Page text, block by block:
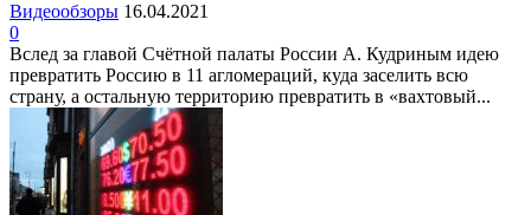
Видеообзоры 16.04.2021
0
Вслед за главой Счётной палаты России А. Кудриным идею
превратить Россию в 11 агломераций, куда заселить всю
страну, а остальную территорию превратить в «вахтовый...